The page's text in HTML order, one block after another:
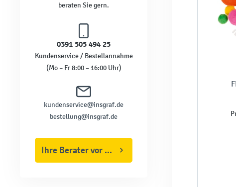
beraten Sie gern.
0391 505 494 25
Kundenservice / Bestellannahme
(Mo – Fr 8:00 – 16:00 Uhr)
kundenservice@insgraf.de
bestellung@insgraf.de
Ihre Berater vor Ort